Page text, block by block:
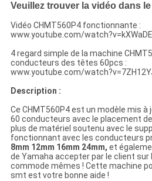
Veuillez trouver la vidéo dans
Vidéo CHMT560P4 fonctionnante :
www.youtube.com/
4 regard simple de la machine
conducteurs des têtes 60pcs :
www.youtube.com/
Description :
Ce CHMT560P4 est un modèle mis à
60 conducteurs avec le placement
plus de matériel soutenu avec le
fonctionnant avec les conducteurs
8mm 12mm 16mm 24mm, et
de Yamaha accepter par le client sur
commode mêmes ! Cette machine
smt est votre bonne aide !